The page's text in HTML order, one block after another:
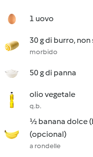
1 uovo
30 g di burro, non
morbido
50 g di panna
olio vegetale
q.b.
½ banana dolce
(opcional)
a rondelle